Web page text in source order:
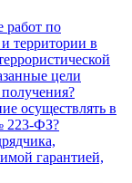
работ по
территории в
цели
осуществлять в
223‑ФЗ?
гарантией,